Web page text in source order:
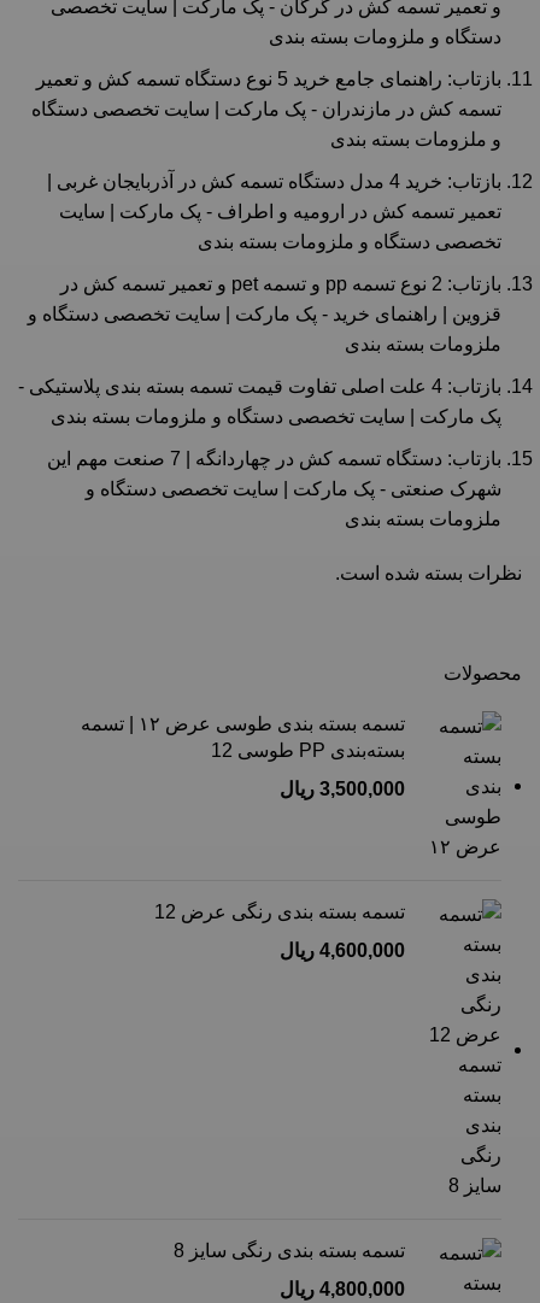
و تعمیر تسمه کش در گرگان - پک مارکت | سایت تخصصی
دستگاه و ملزومات بسته بندی
بازتاب:
راهنمای جامع خرید 5 نوع دستگاه تسمه کش و تعمیر
تسمه کش در مازندران - پک مارکت | سایت تخصصی دستگاه
و ملزومات بسته بندی
بازتاب:
خرید 4 مدل دستگاه تسمه‌ کش در آذربایجان غربی |
تعمیر تسمه کش در ارومیه و اطراف - پک مارکت | سایت
تخصصی دستگاه و ملزومات بسته بندی
بازتاب:
2 نوع تسمه pp و تسمه pet و تعمیر تسمه کش در
قزوین | راهنمای خرید - پک مارکت | سایت تخصصی دستگاه و
ملزومات بسته بندی
بازتاب:
4 علت اصلی تفاوت قیمت تسمه بسته بندی پلاستیکی -
پک مارکت | سایت تخصصی دستگاه و ملزومات بسته بندی
بازتاب:
دستگاه تسمه کش در چهاردانگه | 7 صنعت مهم این
شهرک صنعتی - پک مارکت | سایت تخصصی دستگاه و
ملزومات بسته بندی
نظرات بسته شده است.
محصولات
تسمه بسته بندی طوسی عرض ۱۲ | تسمه
بسته‌بندی PP طوسی 12
3,500,000 ریال
تسمه بسته بندی رنگی عرض 12
4,600,000 ریال
تسمه بسته بندی رنگی سایز 8
4,800,000 ریال